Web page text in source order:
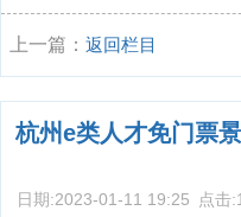
上一篇： 返回栏目
杭州e类人才免门票
日期:2023-01-11 19:25 点击: